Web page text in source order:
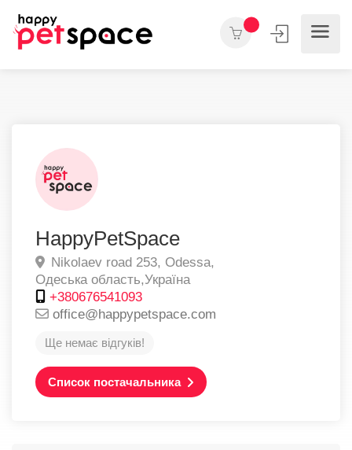
HappyPetSpace
Nikolaev road 253, Odessa,
Одеська область,Україна
+380676541093
office@happypetspace.com
Ще немає відгуків!
Список постачальника